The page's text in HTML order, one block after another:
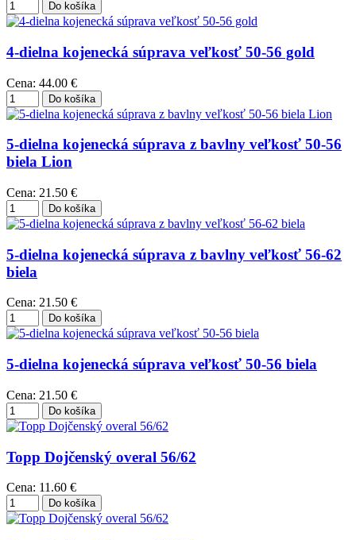
4-dielna kojenecká súprava veľkosť 50-56 gold
Cena: 44.00 €
5-dielna kojenecká súprava z bavlny veľkosť 50-56
biela Lion
Cena: 21.50 €
5-dielna kojenecká súprava z bavlny veľkosť 56-62
biela
Cena: 21.50 €
5-dielna kojenecká súprava veľkosť 50-56 biela
Cena: 21.50 €
Topp Dojčenský overal 56/62
Cena: 11.60 €